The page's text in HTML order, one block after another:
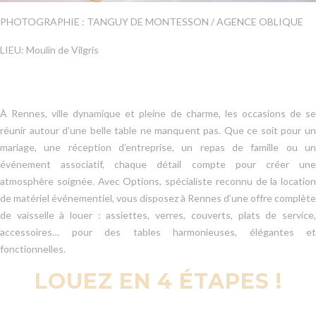
PHOTOGRAPHIE : TANGUY DE MONTESSON / AGENCE OBLIQUE
LIEU: Moulin de Vilgris
À Rennes, ville dynamique et pleine de charme, les occasions de se
réunir autour d’une belle table ne manquent pas. Que ce soit pour un
mariage, une réception d’entreprise, un repas de famille ou un
événement associatif, chaque détail compte pour créer une
atmosphère soignée. Avec Options, spécialiste reconnu de la location
de matériel événementiel, vous disposez à Rennes d’une offre complète
de vaisselle à louer : assiettes, verres, couverts, plats de service,
accessoires… pour des tables harmonieuses, élégantes et
fonctionnelles.
LOUEZ EN 4 ÉTAPES !